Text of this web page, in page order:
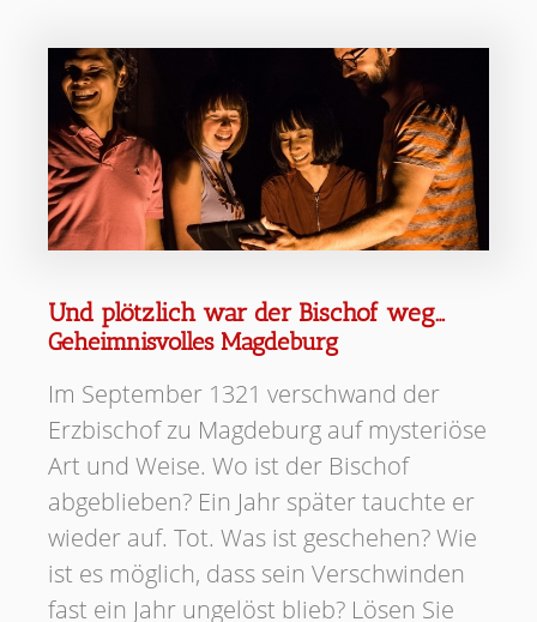
Und plötzlich war der Bischof weg…
Geheimnisvolles Magdeburg
Im September 1321 verschwand der
Erzbischof zu Magdeburg auf mysteriöse
Art und Weise. Wo ist der Bischof
abgeblieben? Ein Jahr später tauchte er
wieder auf. Tot. Was ist geschehen? Wie
ist es möglich, dass sein Verschwinden
fast ein Jahr ungelöst blieb? Lösen Sie